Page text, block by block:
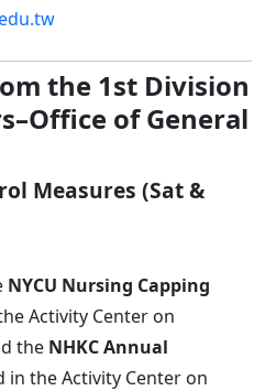
the 1st Division
of General
Measures (Sat &
NYCU Nursing Capping
Activity Center on
the NHKC Annual
in the Activity Center on